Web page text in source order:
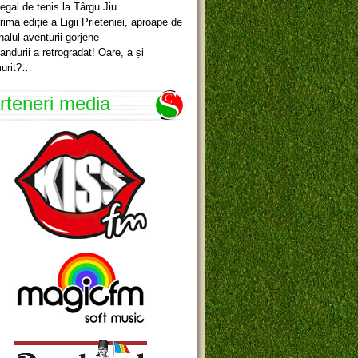
de tenis la Târgu Jiu
ediție a Ligii Prieteniei, aproape de
aventurii gorjene
a retrogradat! Oare, a și
media